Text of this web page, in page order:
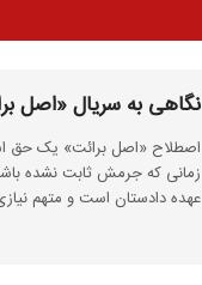
نگاهی به سریال «اصل
اصطلاح «اصل برائت» یک حق
زمانی که جرمش ثابت نشده
عهده دادستان است و متهم